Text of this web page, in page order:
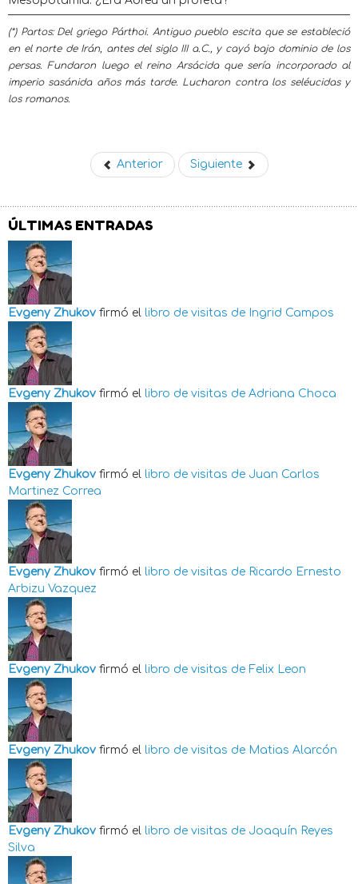
(*) Partos: Del griego Párthoi. Antiguo pueblo escita que se estableció
en el norte de Irán, antes del siglo III a.C., y cayó bajo dominio de los
persas. Fundaron luego el reino Arsácida que sería incorporado al
imperio sasánida años más tarde. Lucharon contra los seléucidas y
los romanos.
Anterior Siguiente
ÚLTIMAS ENTRADAS
Evgeny Zhukov firmó el libro de visitas de Ingrid Campos
Evgeny Zhukov firmó el libro de visitas de Adriana Choca
Evgeny Zhukov firmó el libro de visitas de Juan Carlos
Martinez Correa
Evgeny Zhukov firmó el libro de visitas de Ricardo Ernesto
Arbizu Vazquez
Evgeny Zhukov firmó el libro de visitas de Felix Leon
Evgeny Zhukov firmó el libro de visitas de Matias Alarcón
Evgeny Zhukov firmó el libro de visitas de Joaquín Reyes
Silva